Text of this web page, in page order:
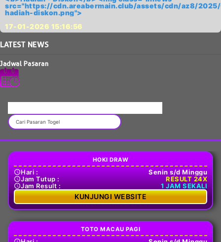
src="https://cdn.areabermain.club/assets/cdn/az8/
hadiah-diskon.png">
17-01-2026 15:16:56
LATESTNEWS
Jadwal Pasaran
HOKI DRAW
Hari :
Senin s/d Minggu
Jam Tutup :
RESULT 24X
Jam Result :
1 JAM SEKALI
KUNJUNGI WEBSITE
TOTO MACAU PAGI